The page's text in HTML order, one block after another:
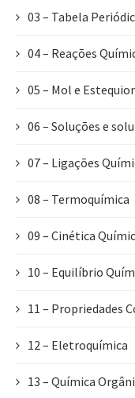
03 – Tabela
04 – Reações
05 – Mol e
06 – Soluções e
07 – Ligações
08 – Termoquímica
09 – Cinética
10 – Equilíbrio
11 – Propriedades
12 – Eletroquímica
13 – Química